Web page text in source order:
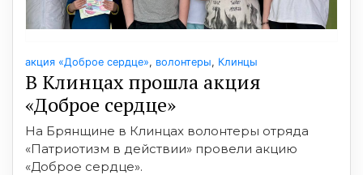
акция «Доброе сердце», волонтеры, Клинцы
В Клинцах прошла акция
«Доброе сердце»
На Брянщине в Клинцах волонтеры отряда
«Патриотизм в действии» провели акцию
«Доброе сердце».